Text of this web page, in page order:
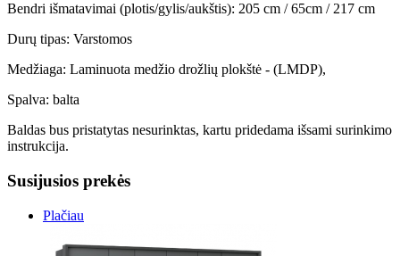
Bendri išmatavimai (plotis/gylis/aukštis): 205 cm / 65cm / 217 cm
Durų tipas: Varstomos
Medžiaga: Laminuota medžio drožlių plokštė - (LMDP),
Spalva: balta
Baldas bus pristatytas nesurinktas, kartu pridedama išsami surinkimo
instrukcija.
Susijusios prekės
Plačiau